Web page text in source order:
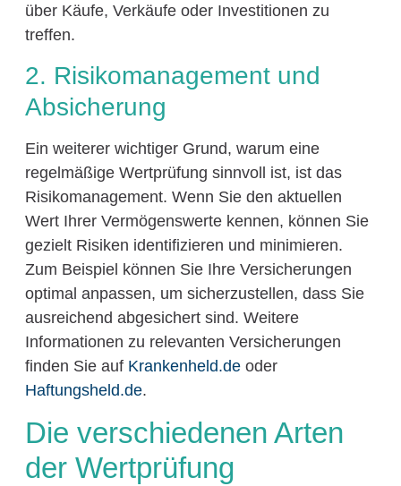
über Käufe, Verkäufe oder Investitionen zu
treffen.
2. Risikomanagement und
Absicherung
Ein weiterer wichtiger Grund, warum eine
regelmäßige Wertprüfung sinnvoll ist, ist das
Risikomanagement. Wenn Sie den aktuellen
Wert Ihrer Vermögenswerte kennen, können Sie
gezielt Risiken identifizieren und minimieren.
Zum Beispiel können Sie Ihre Versicherungen
optimal anpassen, um sicherzustellen, dass Sie
ausreichend abgesichert sind. Weitere
Informationen zu relevanten Versicherungen
finden Sie auf Krankenheld.deoder
Haftungsheld.de.
Die verschiedenen Arten
der Wertprüfung